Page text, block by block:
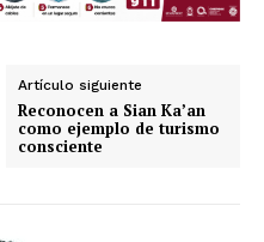
Artículo siguiente
Reconocen a Sian Ka’an
como ejemplo de turismo
consciente